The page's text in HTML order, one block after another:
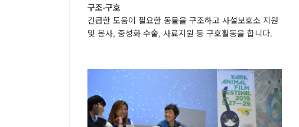
구조·구호
긴급한 도움이 필요한 동물을 구조하고 사설보호소 지원
및 봉사, 중성화 수술, 사료지원 등 구호활동을 합니다.